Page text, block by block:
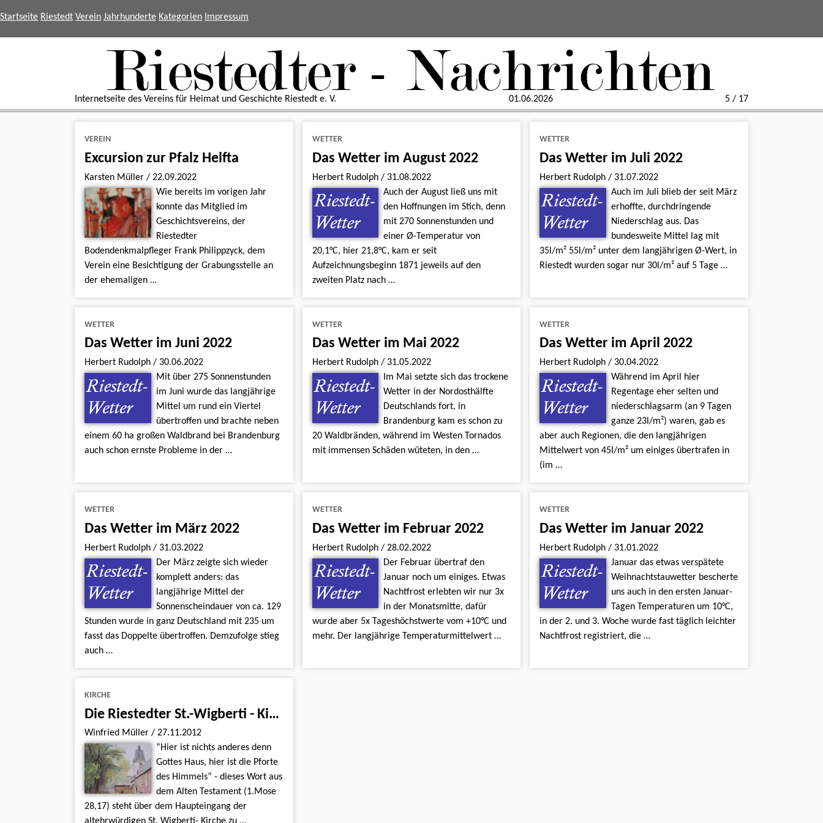
Startseite Riestedt Verein Jahrhunderte Kategorien Impressum
Internetseite des Vereins für Heimat und Geschichte Riestedt e. V. 01.06.2026 5 / 17
VEREIN
Excursion zur Pfalz Helfta
Karsten Müller / 22.09.2022
Wie bereits im vorigen Jahr
konnte das Mitglied im
Geschichtsvereins, der
Riestedter
Bodendenkmalpfleger Frank Philippzyck, dem
Verein eine Besichtigung der Grabungsstelle an
der ehemaligen …
WETTER
Das Wetter im August 2022
Herbert Rudolph / 31.08.2022
Auch der August ließ uns mit
den Hoffnungen im Stich, denn
mit 270 Sonnenstunden und
einer Ø-Temperatur von
20,1°C, hier 21,8°C, kam er seit
Aufzeichnungsbeginn 1871 jeweils auf den
zweiten Platz nach …
WETTER
Das Wetter im Juli 2022
Herbert Rudolph/ 31.07.2022
Auch im Juli blieb der seit März
erhoffte, durchdringende
Niederschlag aus. Das
bundesweite Mittel lag mit
35l/m² 55l/m² unter dem langjährigen Ø-Wert, in
Riestedt wurden sogar nur 30l/m² auf 5 Tage …
WETTER
Das Wetter im Juni 2022
Herbert Rudolph / 30.06.2022
Mit über 275 Sonnenstunden
im Juni wurde das langjährige
Mittel um rund ein Viertel
übertroffen und brachte neben
einem 60 ha großen Waldbrand bei Brandenburg
auch schon ernste Probleme in der …
WETTER
Das Wetter im Mai 2022
Herbert Rudolph / 31.05.2022
Im Mai setzte sich das trockene
Wetter in der Nordosthälfte
Deutschlands fort, in
Brandenburg kam es schon zu
20 Waldbränden, während im Westen Tornados
mit immensen Schäden wüteten, in den …
WETTER
Das Wetter im April 2022
Herbert Rudolph/ 30.04.2022
Während im April hier
Regentage eher selten und
niederschlagsarm (an 9 Tagen
ganze 23l/m²) waren, gab es
aber auch Regionen, die den langjährigen
Mittelwert von 45l/m² um einiges übertrafen in
(im …
WETTER
Das Wetter im März 2022
Herbert Rudolph / 31.03.2022
Der März zeigte sich wieder
komplett anders: das
langjährige Mittel der
Sonnenscheindauer von ca. 129
Stunden wurde in ganz Deutschland mit 235 um
fasst das Doppelte übertroffen. Demzufolge stieg
auch …
WETTER
Das Wetter im Februar 2022
Herbert Rudolph / 28.02.2022
Der Februar übertraf den
Januar noch um einiges. Etwas
Nachtfrost erlebten wir nur 3x
in der Monatsmitte, dafür
wurde aber 5x Tageshöchstwerte vom +10°C und
mehr. Der langjährige Temperaturmittelwert …
WETTER
Das Wetter im Januar 2022
Herbert Rudolph/ 31.01.2022
Januar das etwas verspätete
Weihnachtstauwetter bescherte
uns auch in den ersten Januar-
Tagen Temperaturen um 10°C,
in der 2. und 3. Woche wurde fast täglich leichter
Nachtfrost registriert, die …
KIRCHE
Die Riestedter St.-Wigberti - Kirche
Winfried Müller / 27.11.2012
“Hier ist nichts anderes denn
Gottes Haus, hier ist die Pforte
des Himmels” - dieses Wort aus
dem Alten Testament (1.Mose
28,17) steht über dem Haupteingang der